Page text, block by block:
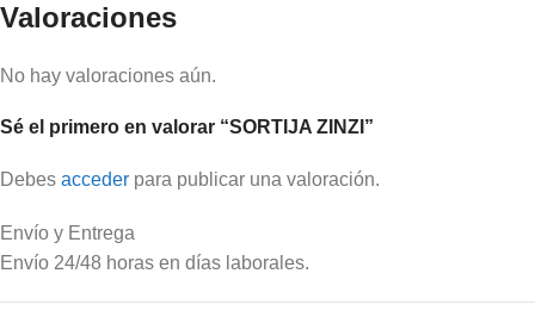
Valoraciones
No hay valoraciones aún.
Sé el primero en valorar “SORTIJA ZINZI”
Debes acceder para publicar una valoración.
Envío y Entrega
Envío 24/48 horas en días laborales.